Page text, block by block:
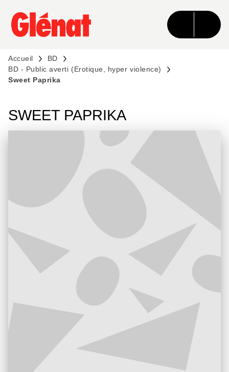
MENU RECHERCHE CONTENU
PIED DE PAGE
Accueil
BD
BD - Public averti (Erotique, hyper violence)
Sweet Paprika
SWEET PAPRIKA